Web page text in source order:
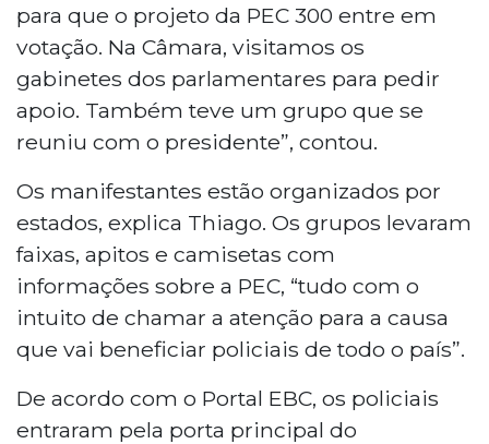
para que o projeto da PEC 300 entre em
votação. Na Câmara, visitamos os
gabinetes dos parlamentares para pedir
apoio. Também teve um grupo que se
reuniu com o presidente”, contou.
Os manifestantes estão organizados por
estados, explica Thiago. Os grupos levaram
faixas, apitos e camisetas com
informações sobre a PEC, “tudo com o
intuito de chamar a atenção para a causa
que vai beneficiar policiais de todo o país”.
De acordo com o Portal EBC, os policiais
entraram pela porta principal do